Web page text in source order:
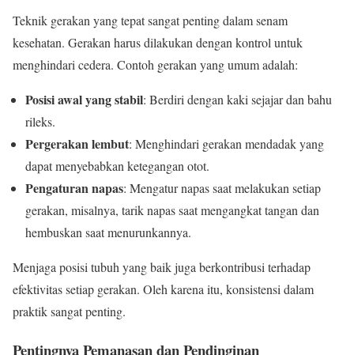
Teknik gerakan yang tepat sangat penting dalam senam
kesehatan. Gerakan harus dilakukan dengan kontrol untuk
menghindari cedera. Contoh gerakan yang umum adalah:
Posisi awal yang stabil: Berdiri dengan kaki sejajar dan bahu
rileks.
Pergerakan lembut: Menghindari gerakan mendadak yang
dapat menyebabkan ketegangan otot.
Pengaturan napas: Mengatur napas saat melakukan setiap
gerakan, misalnya, tarik napas saat mengangkat tangan dan
hembuskan saat menurunkannya.
Menjaga posisi tubuh yang baik juga berkontribusi terhadap
efektivitas setiap gerakan. Oleh karena itu, konsistensi dalam
praktik sangat penting.
Pentingnya Pemanasan dan Pendinginan